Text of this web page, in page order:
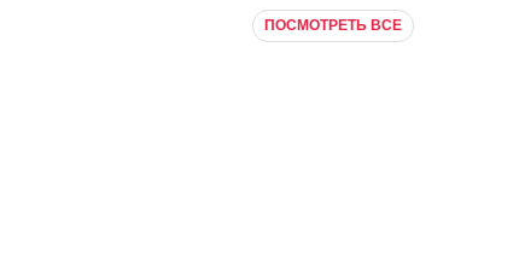
ПОСМОТРЕТЬ ВСЕ